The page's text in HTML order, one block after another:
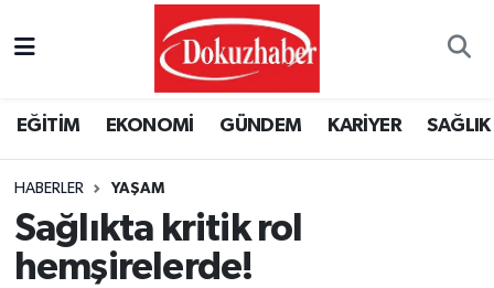
EĞİTİM EKONOMİ GÜNDEM KARİYER SAĞLIK
HABERLER YAŞAM
Sağlıkta kritik rol
hemşirelerde!
Puan Durumu ve Fikstür
Tüm Manşetler